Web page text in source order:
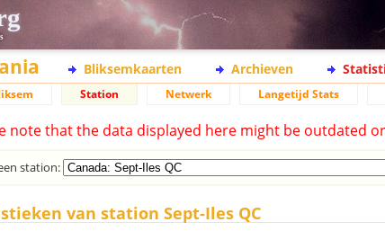
Bliksemkaarten Archieven
Station Netwerk Langetijd Stats
note that the data displayed here might be outdated
station:
van station Sept-Iles QC